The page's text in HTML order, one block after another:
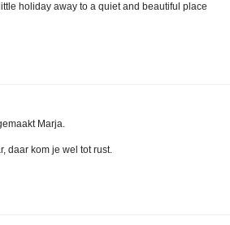
holiday away to a quiet and beautiful place
Marja.
daar kom je wel tot rust.